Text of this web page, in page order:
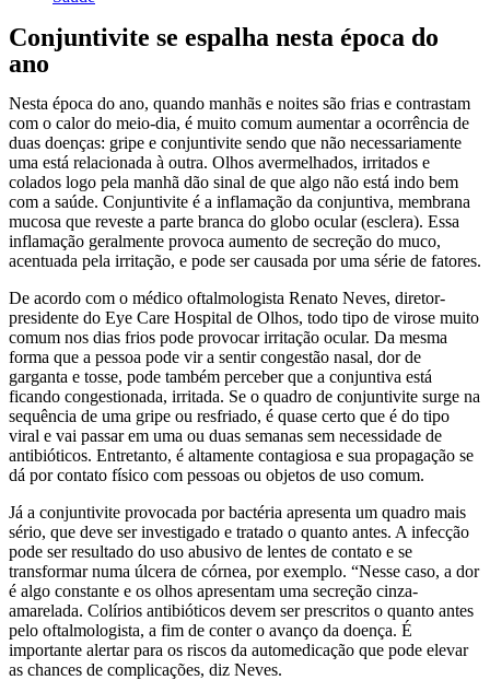
Conjuntivite se espalha nesta época do
ano
Nesta época do ano, quando manhãs e noites são frias e contrastam
com o calor do meio-dia, é muito comum aumentar a ocorrência de
duas doenças: gripe e conjuntivite sendo que não necessariamente
uma está relacionada à outra. Olhos avermelhados, irritados e
colados logo pela manhã dão sinal de que algo não está indo bem
com a saúde. Conjuntivite é a inflamação da conjuntiva, membrana
mucosa que reveste a parte branca do globo ocular (esclera). Essa
inflamação geralmente provoca aumento de secreção do muco,
acentuada pela irritação, e pode ser causada por uma série de fatores.
De acordo com o médico oftalmologista Renato Neves, diretor-
presidente do Eye Care Hospital de Olhos, todo tipo de virose muito
comum nos dias frios pode provocar irritação ocular. Da mesma
forma que a pessoa pode vir a sentir congestão nasal, dor de
garganta e tosse, pode também perceber que a conjuntiva está
ficando congestionada, irritada. Se o quadro de conjuntivite surge na
sequência de uma gripe ou resfriado, é quase certo que é do tipo
viral e vai passar em uma ou duas semanas sem necessidade de
antibióticos. Entretanto, é altamente contagiosa e sua propagação se
dá por contato físico com pessoas ou objetos de uso comum.
Já a conjuntivite provocada por bactéria apresenta um quadro mais
sério, que deve ser investigado e tratado o quanto antes. A infecção
pode ser resultado do uso abusivo de lentes de contato e se
transformar numa úlcera de córnea, por exemplo. “Nesse caso, a dor
é algo constante e os olhos apresentam uma secreção cinza-
amarelada. Colírios antibióticos devem ser prescritos o quanto antes
pelo oftalmologista, a fim de conter o avanço da doença. É
importante alertar para os riscos da automedicação que pode elevar
as chances de complicações, diz Neves.